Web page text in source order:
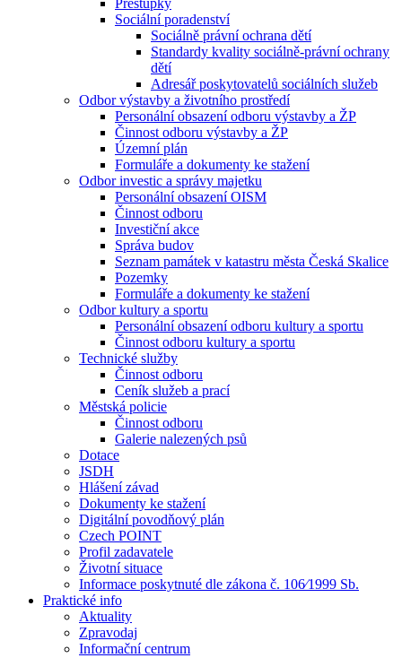
Přestupky
Sociální poradenství
Sociálně právní ochrana dětí
Standardy kvality sociálně-právní ochrany
dětí
Adresář poskytovatelů sociálních služeb
Odbor výstavby a životního prostředí
Personální obsazení odboru výstavby a ŽP
Činnost odboru výstavby a ŽP
Územní plán
Formuláře a dokumenty ke stažení
Odbor investic a správy majetku
Personální obsazení OISM
Činnost odboru
Investiční akce
Správa budov
Seznam památek v katastru města Česká Skalice
Pozemky
Formuláře a dokumenty ke stažení
Odbor kultury a sportu
Personální obsazení odboru kultury a sportu
Činnost odboru kultury a sportu
Technické služby
Činnost odboru
Ceník služeb a prací
Městská policie
Činnost odboru
Galerie nalezených psů
Dotace
JSDH
Hlášení závad
Dokumenty ke stažení
Digitální povodňový plán
Czech POINT
Profil zadavatele
Životní situace
Informace poskytnuté dle zákona č. 106⁄1999 Sb.
Praktické info
Aktuality
Zpravodaj
Informační centrum